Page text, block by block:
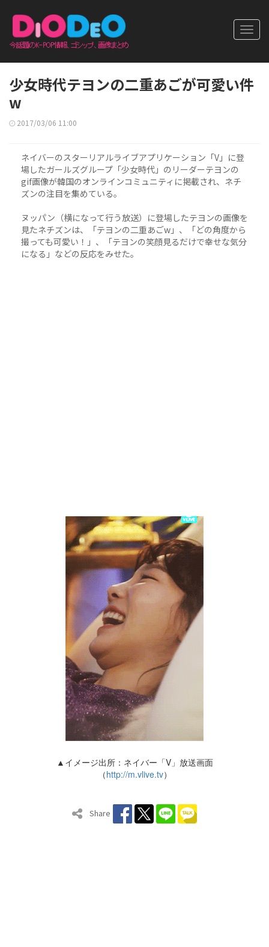
少女時代テヨンの二重あごが可愛い件
w
2017/03/06 11:00
ネイバーのスターリアルライブアプリケーション「V」に登
場したガールズグループ「少女時代」のリーダーテヨンの
gif画像が韓国のオンラインコミュニティに掲載され、ネチ
ズンの注目を集めている。
ヌッパン（横になって行う放送）に登場したテヨンの画像を
見たネチズンは、「テヨンの二重あごw」、「どの角度から
撮っても可愛い！」、「テヨンの笑顔見るだけで幸せな気分
になる」などの反応をみせた。
▲イメージ出所：ネイバー「V」放送画面
（http://m.vlive.tv）
Share